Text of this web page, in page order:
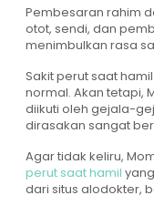
Pembesaran rahim
otot, sendi, dan
menimbulkan rasa
Sakit perut saat
normal. Akan tetapi,
diikuti oleh gejala-
dirasakan sangat
Agar tidak keliru,
perut saat hamil
dari situs alodokter,